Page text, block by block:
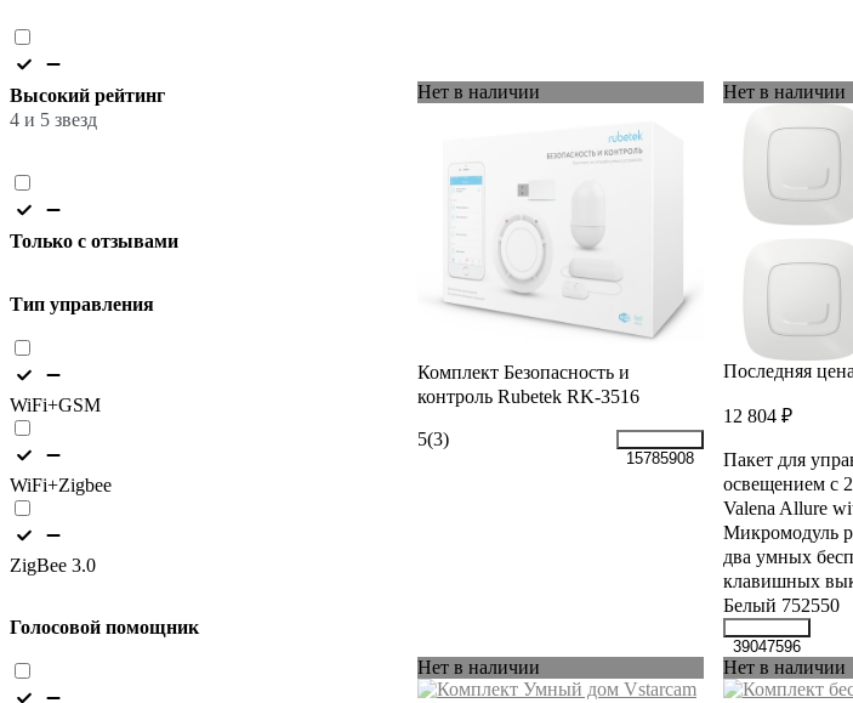
Высокий рейтинг
4 и 5 звезд
Только с отзывами
Тип управления
WiFi+GSM
WiFi+Zigbee
ZigBee 3.0
Голосовой помощник
Нет в наличии
Комплект Безопасность и
контроль Rubetek RK-3516
5(3)
15785908
Нет в наличии
Последняя цена
12 804 ₽
Пакет для
освещением c
Valena Allure
Микромодуль
два умных
клавишных
Белый 752550
39047596
Нет в наличии Нет в наличии